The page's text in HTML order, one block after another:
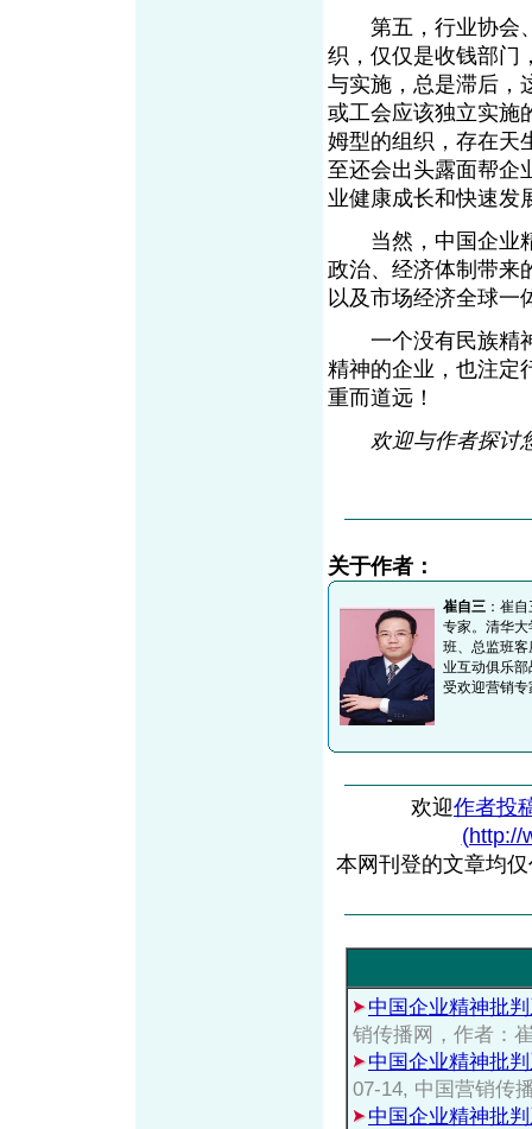
第五，行业协会、
织，仅仅是收钱部门
与实施，总是滞后，
或工会应该独立实施
姆型的组织，存在天
至还会出头露面帮企
业健康成长和快
当然，中国企业精
政治、经济体制带来
以及市场经济全球
一个没有民族精神
精神的企业，也注定
重而道远！
欢迎与作者探讨您
关于作者：
崔自三 ：崔
专家。清华
班、总监班
业互动俱乐部
受欢迎营销专
欢迎作者投
(http://
本网刊登的文章均
中国企业精神批
销传播网，作者：
中国企业精神批
07-14, 中国营销传
中国企业精神批